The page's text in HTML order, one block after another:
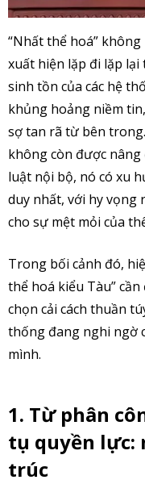
“Nhất thể hoá”
xuất hiện lặp đi lặp
sinh tồn của các hệ
khủng hoảng niềm
sợ tan rã từ bên
không còn được
luật nội bộ, nó có xu
duy nhất, với hy vọng
cho sự mệt mỏi của
Trong bối cảnh đó,
thể hoá kiểu Tàu”
chọn cải cách thuần
thống đang nghi ngờ
mình.
1. Từ phân
tụ quyền lực:
trúc